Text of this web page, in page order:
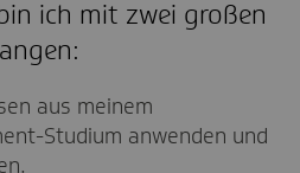
ich mit zwei großen
aus meinem
Studium anwenden und